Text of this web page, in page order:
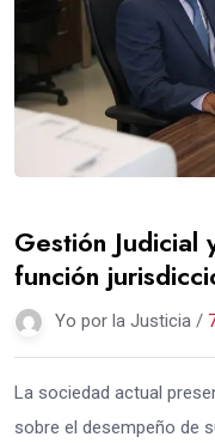
Gestión Judicial
función
Yo por la Justicia /
La sociedad actual
sobre el desempeño de